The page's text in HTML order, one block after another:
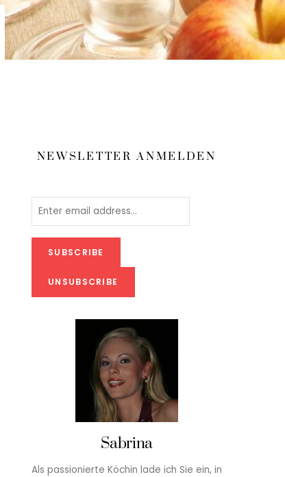
NEWSLETTER ANMELDEN
Sabrina
Als passionierte Köchin lade ich Sie ein, in